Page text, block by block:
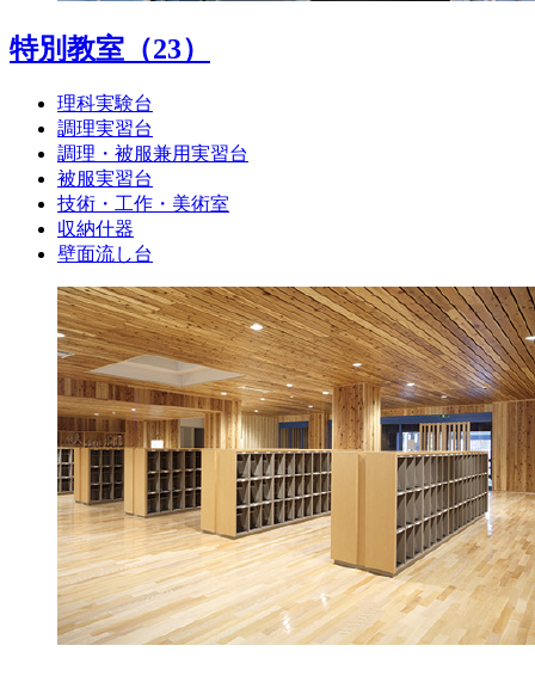
特別教室 （23）
理科実験台
調理実習台
調理・被服兼用実習台
被服実習台
技術・工作・美術室
収納什器
壁面流し台